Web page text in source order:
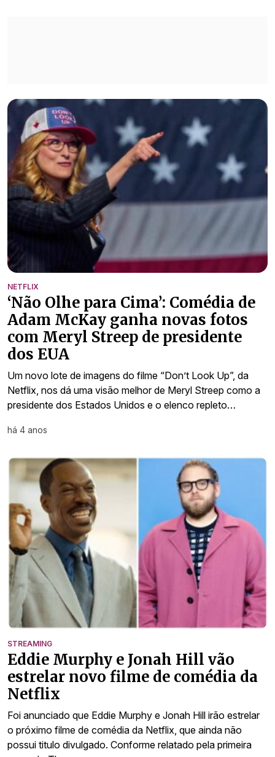
NETFLIX
‘Não Olhe para Cima’: Comédia de
Adam McKay ganha novas fotos
com Meryl Streep de presidente
dos EUA
Um novo lote de imagens do filme “Don’t Look Up”, da
Netflix, nos dá uma visão melhor de Meryl Streep como a
presidente dos Estados Unidos e o elenco repleto…
há 4 anos
STREAMING
Eddie Murphy e Jonah Hill vão
estrelar novo filme de comédia da
Netflix
Foi anunciado que Eddie Murphy e Jonah Hill irão estrelar
o próximo filme de comédia da Netflix, que ainda não
possui titulo divulgado. Conforme relatado pela primeira